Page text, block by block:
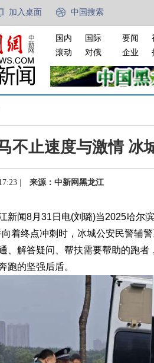
加入桌面 中国搜索
国内
国际
滚动
对俄
要闻
企业
不止速度与激情 冰
| 来源：中新网黑龙江
闻8月31日电(刘璐)当2025哈尔滨
着终点冲刺时，冰城公安民警辅
、解答疑问、帮扶需要帮助的跑者
跑的坚强后盾。